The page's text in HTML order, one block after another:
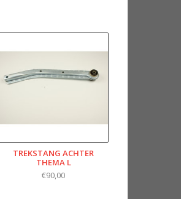
TREKSTANG ACHTER
THEMA L
€90,00